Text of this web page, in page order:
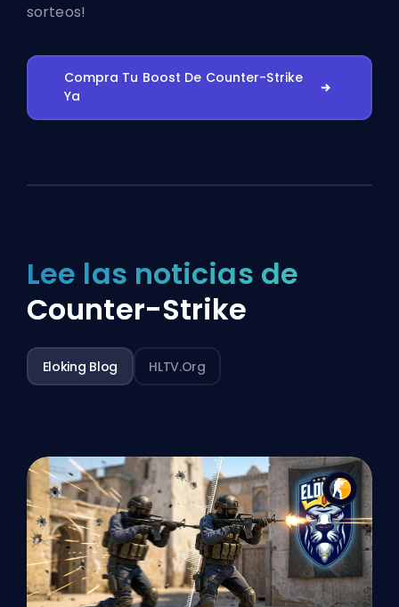
sorteos!
Compra Tu Boost De Counter-Strike
Ya
Lee las noticias de
Counter-Strike
Eloking Blog HLTV.org